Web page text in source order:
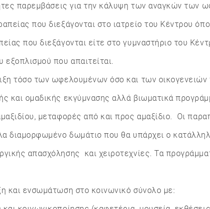
παρεμβάσεις για την κάλυψη των αναγκών των
που διεξάγονται στο ιατρείο του Κέντρου
που διεξάγονται είτε στο γυμναστήριο του
που απαιτείται.
τόσο των ωφελουμένων όσο και των οικογενειών
και ομαδικής εκγύμνασης αλλά βιωματικά
μεταφορές από και προς αμαξίδιο. Οι
διαμορφωμένο δωμάτιο που θα υπάρχει ο
απασχόλησης και χειροτεχνίες. Τα
και ενσωμάτωση στο κοινωνικό σύνολο με: